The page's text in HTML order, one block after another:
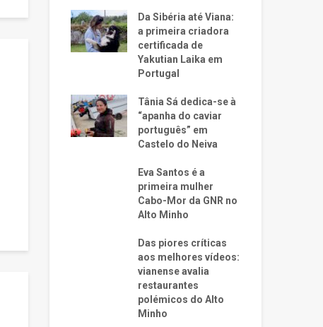
Da Sibéria até Viana:
a primeira criadora
certificada de
Yakutian Laika em
Portugal
Tânia Sá dedica-se à
“apanha do caviar
português” em
Castelo do Neiva
Eva Santos é a
primeira mulher
Cabo-Mor da GNR no
Alto Minho
Das piores críticas
aos melhores vídeos:
vianense avalia
restaurantes
polémicos do Alto
Minho